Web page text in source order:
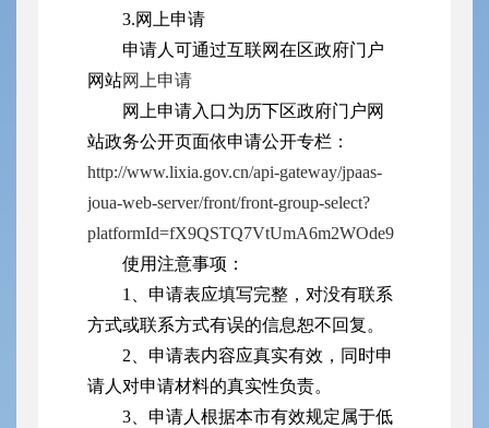
3.网上申请
申请人可通过互联网在区政府门户
网站网上申请
网上申请入口为历下区政府门户网
站政务公开页面依申请公开专栏：
http://www.lixia.gov.cn/api-gateway/jpaas-
joua-web-server/front/front-group-select?
platformId=fX9QSTQ7VtUmA6m2WOde9
使用注意事项：
1、申请表应填写完整，对没有联系
方式或联系方式有误的信息恕不回复。
2、申请表内容应真实有效，同时申
请人对申请材料的真实性负责。
3、申请人根据本市有效规定属于低